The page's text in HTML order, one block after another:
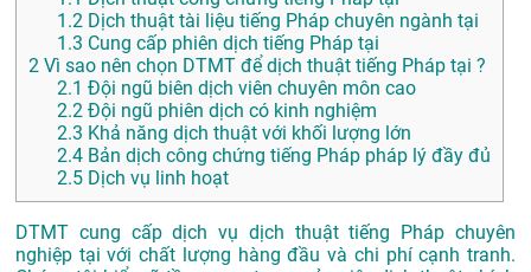
1.2 Dịch thuật tài liệu tiếng Pháp chuyên ngành tại
1.3 Cung cấp phiên dịch tiếng Pháp tại
2 Vì sao nên chọn DTMT để dịch thuật tiếng Pháp tại ?
2.1 Đội ngũ biên dịch viên chuyên môn cao
2.2 Đội ngũ phiên dịch có kinh nghiệm
2.3 Khả năng dịch thuật với khối lượng lớn
2.4 Bản dịch công chứng tiếng Pháp pháp lý đầy đủ
2.5 Dịch vụ linh hoạt
DTMT cung cấp dịch vụ dịch thuật tiếng Pháp chuyên
nghiệp tại với chất lượng hàng đầu và chi phí cạnh tranh.